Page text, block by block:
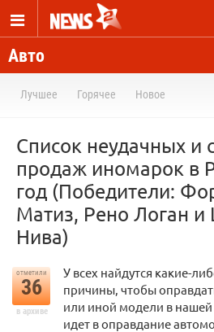
Авто
Лучшее Горячее Новое
Список неудачных и
продаж иномарок в
год (Победители:
Матиз, Рено Логан
Нива)
отметили
36
в архиве
У всех найдутся какие-
причины, чтобы
или иной модели в нашей
идет в оправдание